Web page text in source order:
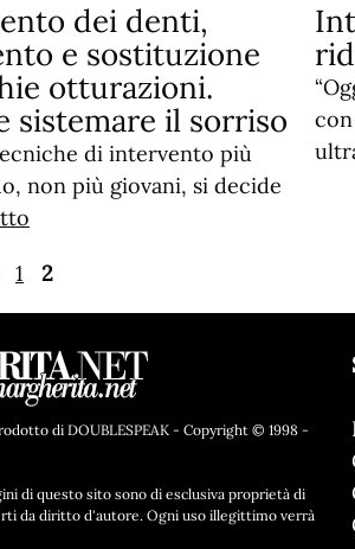
dei denti,
e sostituzione
otturazioni.
sistemare il sorriso
di intervento più
non più giovani, si decide
Pagina
1 Pagina
2
di DOUBLESPEAK - Copyright © 1998 -
di questo sito sono di esclusiva proprietà di
da diritto d'autore. Ogni uso illegittimo verrà